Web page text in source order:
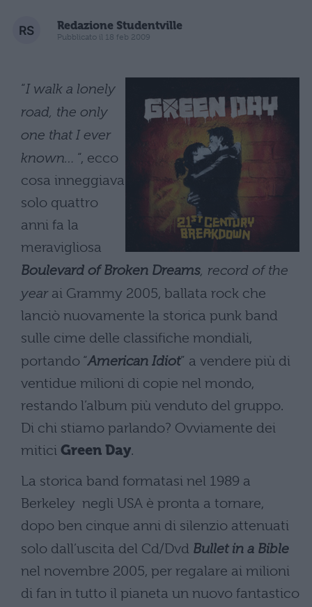
Redazione Studentville
Pubblicato il 18 feb 2009
“I walk a lonely
road, the only
one that I ever
known… “, ecco
cosa inneggiava
solo quattro
anni fa la
meravigliosa
Boulevard of Broken Dreams, record of the
yearai Grammy 2005, ballata rock che
lanciò nuovamente la storica punk band
sulle cime delle classifiche mondiali,
portando “American Idiot” a vendere più di
ventidue milioni di copie nel mondo,
restando l’album più venduto del gruppo.
Di chi stiamo parlando? Ovviamente dei
mitici Green Day.
La storica band formatasi nel 1989 a
Berkeley negli USA è pronta a tornare,
dopo ben cinque anni di silenzio attenuati
solo dall’uscita del Cd/Dvd Bullet in a Bible
nel novembre 2005, per regalare ai milioni
di fan in tutto il pianeta un nuovo fantastico